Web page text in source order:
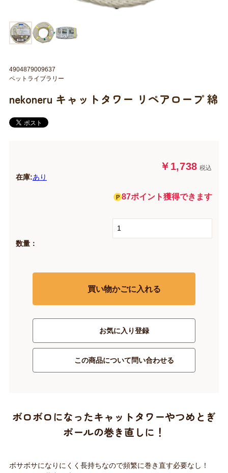
nekoneru キャットタワー リペアロープ 綿
￥1,738 税込
在庫:あり
87ポイント獲得できます
数量：
買い物かごに入れる
お気に入り登録
この商品について問い合わせる
4904879009637
ペットライブラリー
ボロボロになったキャットタワーやつめとぎ
ポールの巻き直しに！
ボサボサになりにくく長持ちなので頻繁に巻き直す必要なし！